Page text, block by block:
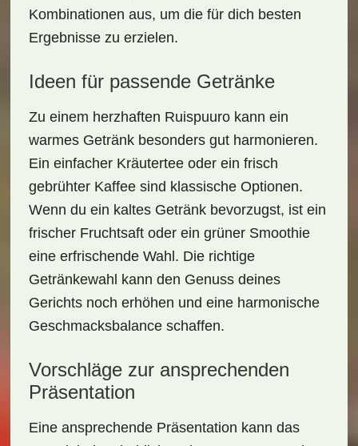
Kombinationen aus, um die für dich besten
Ergebnisse zu erzielen.
Ideen für passende Getränke
Zu einem herzhaften Ruispuurokann ein
warmes Getränk besonders gut harmonieren.
Ein einfacher Kräuterteeoder ein frisch
gebrühter Kaffeesind klassische Optionen.
Wenn du ein kaltes Getränk bevorzugst, ist ein
frischer Fruchtsaftoder ein grüner Smoothie
eine erfrischende Wahl. Die richtige
Getränkewahl kann den Genuss deines
Gerichts noch erhöhen und eine harmonische
Geschmacksbalance schaffen.
Vorschläge zur ansprechenden
Präsentation
Eine ansprechende Präsentation kann das